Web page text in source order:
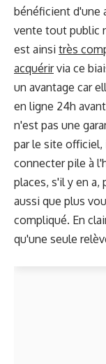
bénéficient d'une
vente tout public
est ainsi très
acquérirvia ce
un avantage car
en ligne 24h
n'est pas une
par le site
connecter pile à
places, s'il y en a,
aussi que plus
compliqué. En
qu'une seule